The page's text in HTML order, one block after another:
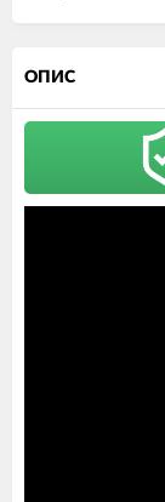
ОПИС